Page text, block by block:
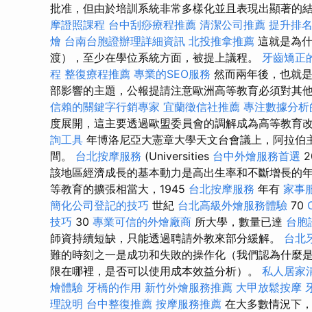
批准，但由於培訓系統非常多樣化並且表現出顯著的
摩證照課程 台中刮痧療程推薦 清潔公司推薦 提升排
燴 台南台胞證辦理詳細資訊 北投推拿推薦 這就是為
渡），至少在學位系統方面，被提上議程。 牙齒矯正
程 整復療程推薦 專業的SEO服務 然而兩年後，也就
部影響的主題，公報提請注意歐洲高等教育必須對其
信賴的關鍵字行銷專家 宜蘭徵信社推薦 專注數據分析
度展開，這主要透過歐盟委員會的調解成為高等教育
詢工具 年博洛尼亞大憲章大學天文台會議上，阿拉
間。 台北按摩服務 (Universities 台中外燴服務首選
該地區經濟成長的基本動力是高出生率和不斷增長的
等教育的擴張相當大，1945 台北按摩服務 年有 家事
簡化公司登記的技巧 世紀 台北高級外燴服務體驗 70
技巧 30 專業可信的外燴廠商 所大學，數量已達 台胞
師資持續短缺，只能透過聘請外教來部分緩解。 台北
難的時刻之一是成功和失敗的操作化（我們認為什麼
限在哪裡，是否可以使用成本效益分析）。 私人居家
燴體驗 牙橋的作用 新竹外燴服務推薦 大甲放鬆按摩
理說明 台中整復推薦 按摩服務推薦 在大多數情況下